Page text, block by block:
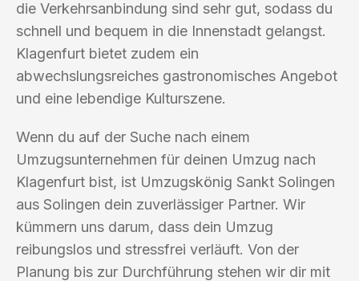
die Verkehrsanbindung sind sehr gut, sodass du
schnell und bequem in die Innenstadt gelangst.
Klagenfurt bietet zudem ein
abwechslungsreiches gastronomisches Angebot
und eine lebendige Kulturszene.
Wenn du auf der Suche nach einem
Umzugsunternehmen für deinen Umzug nach
Klagenfurt bist, ist Umzugskönig Sankt Solingen
aus Solingen dein zuverlässiger Partner. Wir
kümmern uns darum, dass dein Umzug
reibungslos und stressfrei verläuft. Von der
Planung bis zur Durchführung stehen wir dir mit